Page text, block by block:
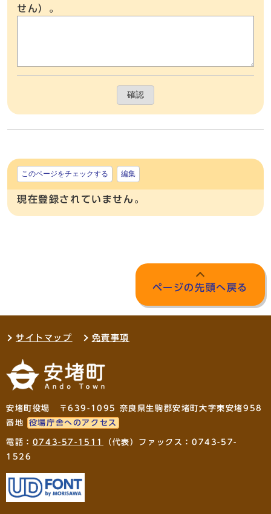
せん）。
確認
このページをチェックする 編集
現在登録されていません。
ページの先頭へ戻る
サイトマップ 免責事項
安堵町役場 〒639-1095 奈良県生駒郡安堵町大字東安堵958
番地
役場庁舎へのアクセス
電話： 0743-57-1511
（代表）ファックス：0743-57-
1526